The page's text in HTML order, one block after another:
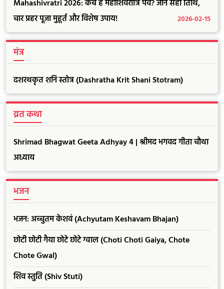
Mahashivratri 2026: कब है महाशिवरात्रि पर्व? जानें सही तिथि,
चार प्रहर पूजा मुहूर्त और विशेष उपाय!
2026-02-15
मंत्र
दशरथकृत शनि स्तोत्र (Dashratha Krit Shani Stotram)
व्रत कथा
Shrimad Bhagwat Geeta Adhyay 4 | श्रीमद भगवद गीता चौथा
अध्याय
भजन
भजन: अच्चुतम केशवं (Achyutam Keshavam Bhajan)
छोटी छोटी गैया छोटे छोटे ग्वाल (Choti Choti Gaiya, Chote
Chote Gwal)
शिव स्तुति (Shiv Stuti)